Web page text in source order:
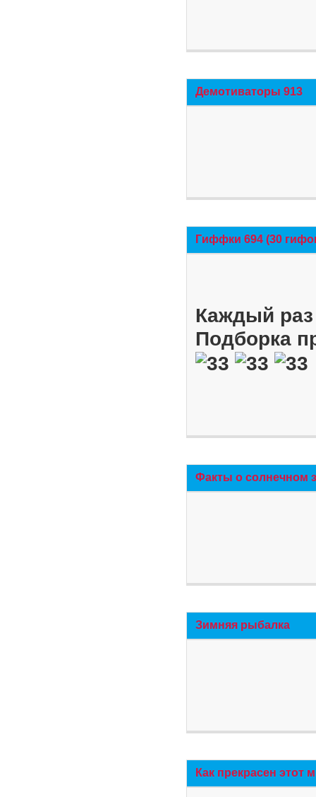
Демотиваторы 913
Гиффки 694 (30
Каждый
Подборка
Факты о солнечном
Зимняя рыбалка
Как прекрасен этот